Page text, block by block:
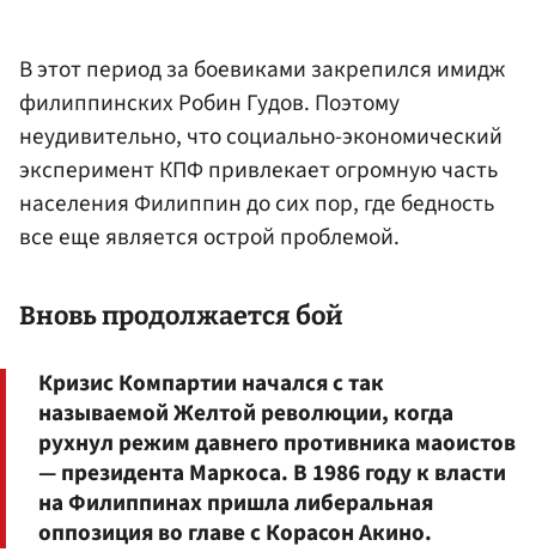
В этот период за боевиками закрепился имидж
филиппинских Робин Гудов. Поэтому
неудивительно, что социально-экономический
эксперимент КПФ привлекает огромную часть
населения Филиппин до сих пор, где бедность
все еще является острой проблемой.
Вновь продолжается бой
Кризис Компартии начался с так
называемой Желтой революции, когда
рухнул режим давнего противника маоистов
— президента Маркоса. В 1986 году к власти
на Филиппинах пришла либеральная
оппозиция во главе с Корасон Акино.